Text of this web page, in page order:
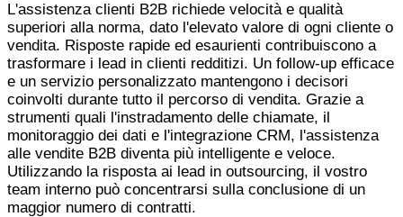
L'assistenza clienti B2B richiede velocità e qualità
superiori alla norma, dato l'elevato valore di ogni cliente o
vendita. Risposte rapide ed esaurienti contribuiscono a
trasformare i lead in clienti redditizi. Un follow-up efficace
e un servizio personalizzato mantengono i decisori
coinvolti durante tutto il percorso di vendita. Grazie a
strumenti quali l'instradamento delle chiamate, il
monitoraggio dei dati e l'integrazione CRM, l'assistenza
alle vendite B2B diventa più intelligente e veloce.
Utilizzando la risposta ai lead in outsourcing, il vostro
team interno può concentrarsi sulla conclusione di un
maggior numero di contratti.